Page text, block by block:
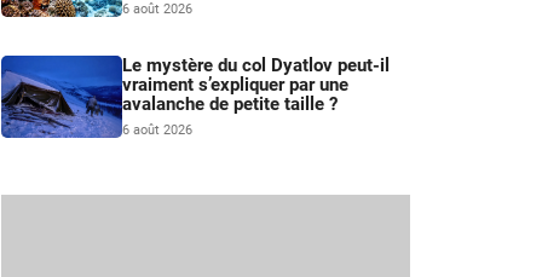
6 août 2026
Le mystère du col Dyatlov peut-il
vraiment s’expliquer par une
avalanche de petite taille ?
6 août 2026